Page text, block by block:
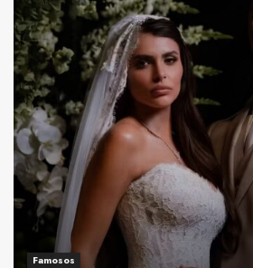
Famosos